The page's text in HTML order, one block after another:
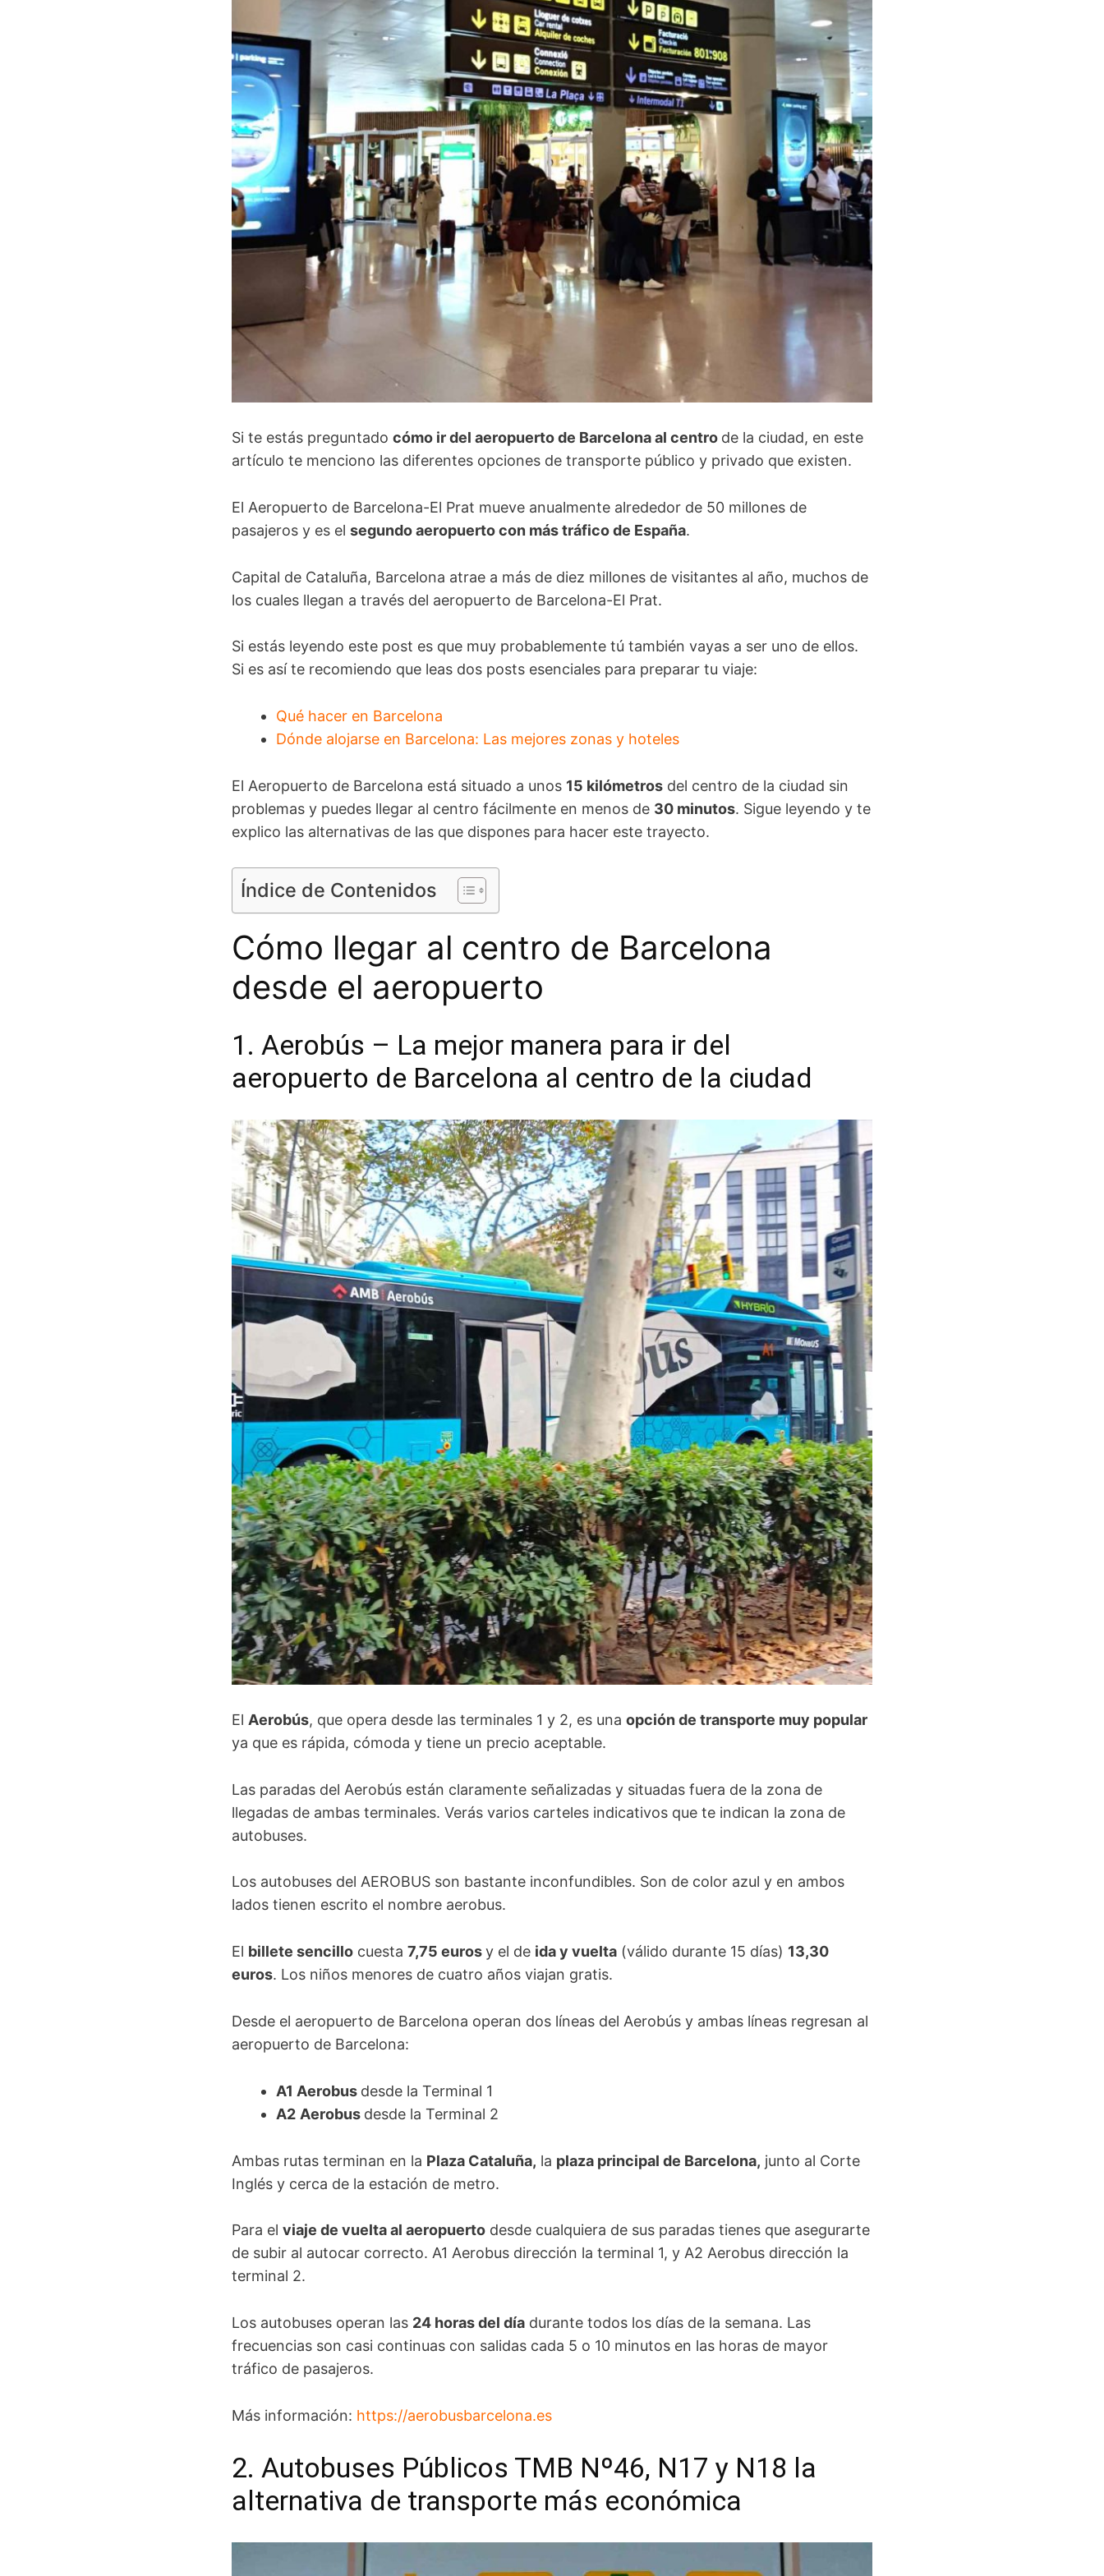
Si te estás preguntado cómo ir del aeropuerto de Barcelona al centro de la ciudad, en este
artículo te menciono las diferentes opciones de transporte público y privado que existen.
El Aeropuerto de Barcelona-El Prat mueve anualmente alrededor de 50 millones de
pasajeros y es el segundo aeropuerto con más tráfico de España.
Capital de Cataluña, Barcelona atrae a más de diez millones de visitantes al año, muchos de
los cuales llegan a través del aeropuerto de Barcelona-El Prat.
Si estás leyendo este post es que muy probablemente tú también vayas a ser uno de ellos.
Si es así te recomiendo que leas dos posts esenciales para preparar tu viaje:
Qué hacer en Barcelona
Dónde alojarse en Barcelona: Las mejores zonas y hoteles
El Aeropuerto de Barcelona está situado a unos 15 kilómetros del centro de la ciudad sin
problemas y puedes llegar al centro fácilmente en menos de 30 minutos. Sigue leyendo y te
explico las alternativas de las que dispones para hacer este trayecto.
Índice de Contenidos
Cómo llegar al centro de Barcelona
desde el aeropuerto
1. Aerobús – La mejor manera para ir del
aeropuerto de Barcelona al centro de la ciudad
El Aerobús, que opera desde las terminales 1 y 2, es una opción de transporte muy popular
ya que es rápida, cómoda y tiene un precio aceptable.
Las paradas del Aerobús están claramente señalizadas y situadas fuera de la zona de
llegadas de ambas terminales. Verás varios carteles indicativos que te indican la zona de
autobuses.
Los autobuses del AEROBUS son bastante inconfundibles. Son de color azul y en ambos
lados tienen escrito el nombre aerobus.
El billete sencillo cuesta 7,75 eurosy el de ida y vuelta (válido durante 15 días) 13,30
euros. Los niños menores de cuatro años viajan gratis.
Desde el aeropuerto de Barcelona operan dos líneas del Aerobús y ambas líneas regresan al
aeropuerto de Barcelona:
A1 Aerobus desde la Terminal 1
A2 Aerobus desde la Terminal 2
Ambas rutas terminan en la Plaza Cataluña, la plaza principal de Barcelona, junto al Corte
Inglés y cerca de la estación de metro.
Para el viaje de vuelta al aeropuerto desde cualquiera de sus paradas tienes que asegurarte
de subir al autocar correcto. A1 Aerobus dirección la terminal 1, y A2 Aerobus dirección la
terminal 2.
Los autobuses operan las 24 horas del día durante todos los días de la semana. Las
frecuencias son casi continuas con salidas cada 5 o 10 minutos en las horas de mayor
tráfico de pasajeros.
Más información: https://aerobusbarcelona.es
2. Autobuses Públicos TMB Nº46, N17 y N18 la
alternativa de transporte más económica